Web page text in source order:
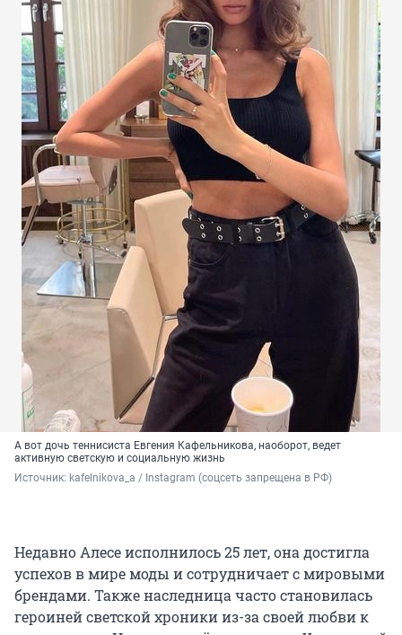
А вот дочь теннисиста Евгения Кафельникова, наоборот, ведет
активную светскую и социальную жизнь
Источник: kafelnikova_a / Instagram (соцсеть запрещена в РФ)
Недавно Алесе исполнилось 25 лет, она достигла
успехов в мире моды и сотрудничает с мировыми
брендами. Также наследница часто становилась
героиней светской хроники из-за своей любви к